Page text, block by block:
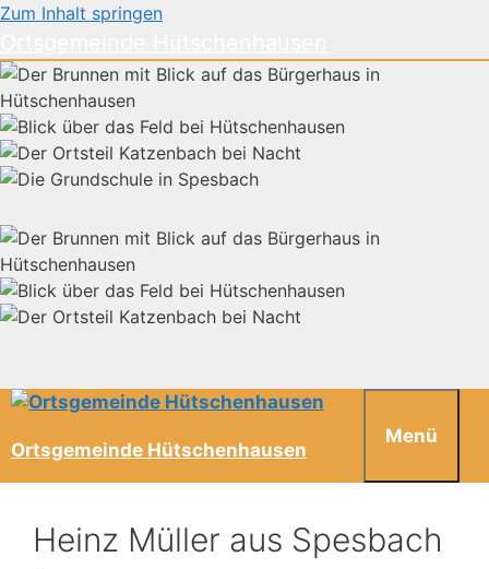
Zum Inhalt springen
Ortsgemeinde Hütschenhausen
Menü
Heinz Müller aus Spesbach